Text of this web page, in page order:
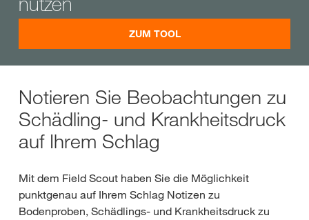
ZUM TOOL
Notieren Sie Beobachtungen zu
Schädling- und Krankheitsdruck
auf Ihrem Schlag
Mit dem Field Scout haben Sie die Möglichkeit
punktgenau auf Ihrem Schlag Notizen zu
Bodenproben, Schädlings- und Krankheitsdruck zu